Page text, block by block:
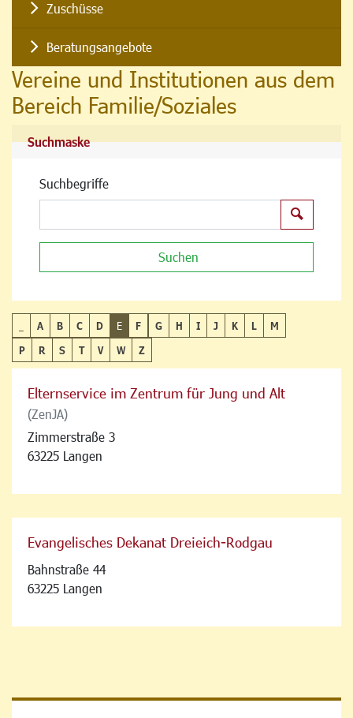
Zuschüsse
Beratungsangebote
Vereine und Institutionen aus dem
Bereich Familie/Soziales
Suchmaske
Suchbegriffe
Suchen
A B C D E F G H I J K L
M
P
R S T V W Z
Elternservice im Zentrum für Jung und Alt
(ZenJA)
Zimmerstraße 3
63225 Langen
Evangelisches Dekanat Dreieich-Rodgau
Bahnstraße 44
63225 Langen